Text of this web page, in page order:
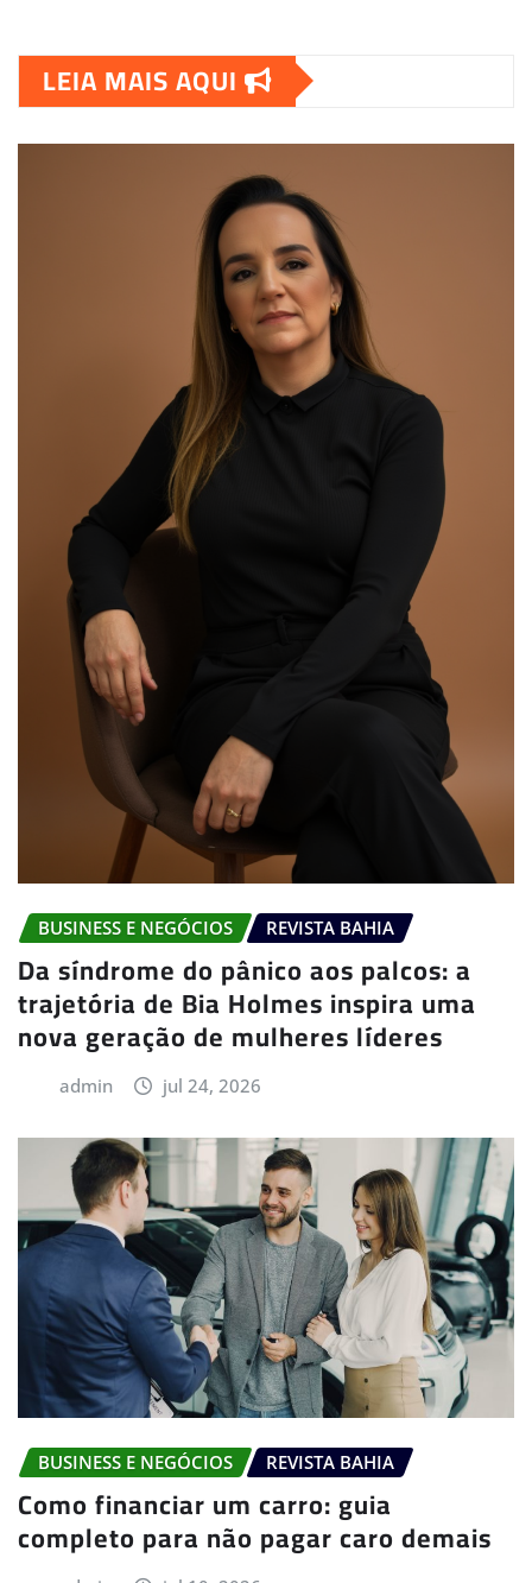
LEIA MAIS AQUI
BUSINESS E NEGÓCIOS REVISTA BAHIA
Da síndrome do pânico aos palcos: a
trajetória de Bia Holmes inspira uma
nova geração de mulheres líderes
admin jul 24, 2026
BUSINESS E NEGÓCIOS REVISTA BAHIA
Como financiar um carro: guia
completo para não pagar caro demais